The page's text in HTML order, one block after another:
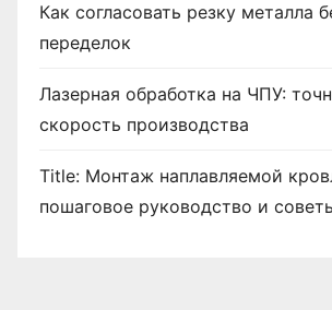
Как согласовать резку металла
переделок
Лазерная обработка на ЧПУ:
скорость производства
Title: Монтаж наплавляемой
пошаговое руководство и